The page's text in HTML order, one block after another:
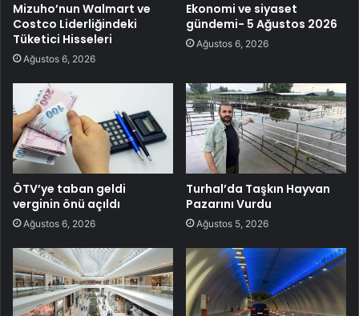
Mizuho’nun Walmart ve
Costco Liderliğindeki
Tüketici Hisseleri
Ağustos 6, 2026
Ekonomi ve siyaset
gündemi- 5 Ağustos 2026
Ağustos 6, 2026
ÖTV’ye taban geldi
verginin önü açıldı
Ağustos 6, 2026
Turhal’da Taşkın Hayvan
Pazarını Vurdu
Ağustos 5, 2026